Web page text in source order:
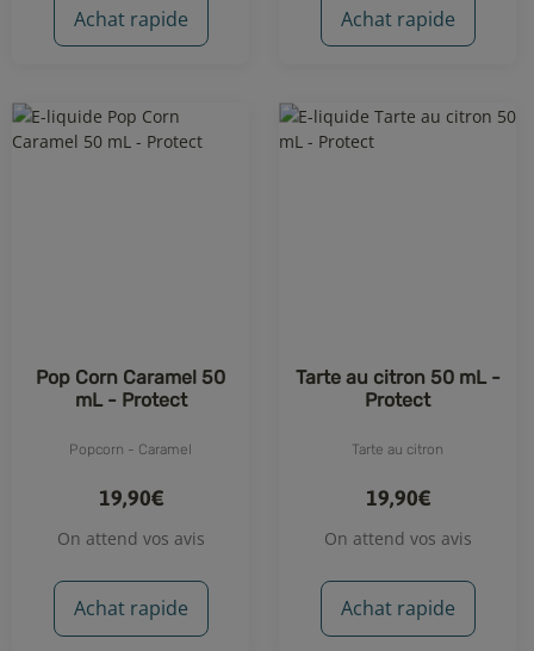
Achat rapide Achat rapide
Pop Corn Caramel 50
mL - Protect
Popcorn - Caramel
19,90€
On attend vos avis
Achat rapide
Tarte au citron 50 mL -
Protect
Tarte au citron
19,90€
On attend vos avis
Achat rapide